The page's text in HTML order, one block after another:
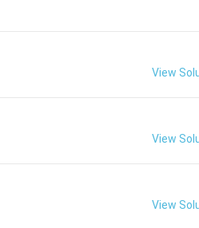
View
View
View